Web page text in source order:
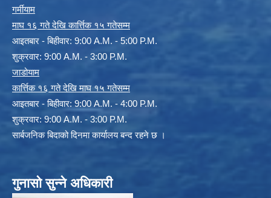
गर्मीयाम
माघ १६ गते देखि कार्त्तिक १५ गतेसम्म
आइतबार - बिहीवार: 9:00 A.M. - 5:00 P.M.
शुक्रवार: 9:00 A.M. - 3:00 P.M.
जाडोयाम
कार्त्तिक १६ गते देखि माघ १५ गतेसम्म
आइतबार - बिहीवार: 9:00 A.M. - 4:00 P.M.
शुक्रवार: 9:00 A.M. - 3:00 P.M.
सार्बजनिक बिदाको दिनमा कार्यालय बन्द रहने छ ।
गुनासो सुन्ने अधिकारी